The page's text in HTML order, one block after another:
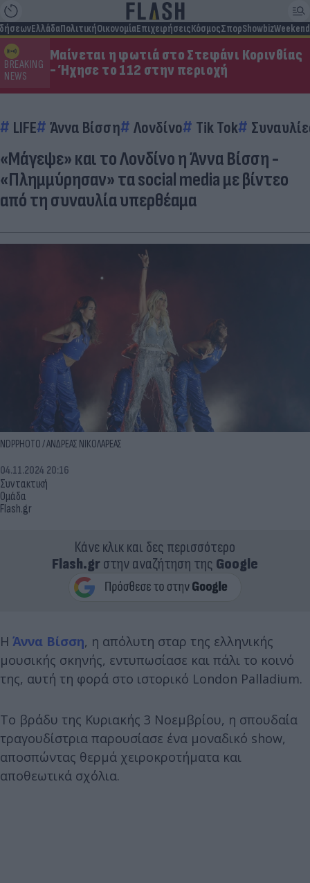
ΕλλάδαΠολιτικήΟικονομίαΕπιχειρήσειςΚόσμοςΣπορShowbizWeekend
BREAKING
NEWS
Μαίνεται η φωτιά στο Στεφάνι Κορινθίας
- Ήχησε το 112 στην περιοχή
LIFE Άννα Βίσση Λονδίνο Tik Tok
«Μάγεψε» και το Λονδίνο η Άννα Βίσση -
«Πλημμύρησαν» τα social media με βίντεο
από τη συναυλία υπερθέαμα
NDPPHOTO / ΑΝΔΡΕΑΣ ΝΙΚΟΛΑΡΕΑΣ
Συντακτική
Ομάδα
Flash.gr
04.11.2024 20:16
Κάνε κλικ και δες περισσότερο
Flash.grστην αναζήτηση της Google
Η Άννα Βίσση, η απόλυτη σταρ της ελληνικής
μουσικής σκηνής, εντυπωσίασε και πάλι το κοινό
της, αυτή τη φορά στο ιστορικό London Palladium.
Το βράδυ της Κυριακής 3 Νοεμβρίου, η σπουδαία
τραγουδίστρια παρουσίασε ένα μοναδικό show,
αποσπώντας θερμά χειροκροτήματα και
αποθεωτικά σχόλια.